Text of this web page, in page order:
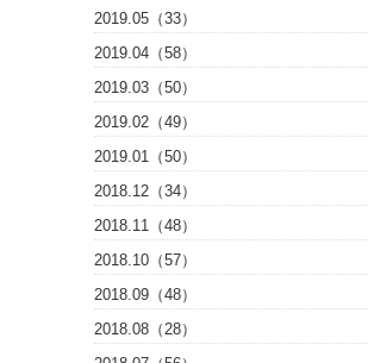
2019.05（33）
2019.04（58）
2019.03（50）
2019.02（49）
2019.01（50）
2018.12（34）
2018.11（48）
2018.10（57）
2018.09（48）
2018.08（28）